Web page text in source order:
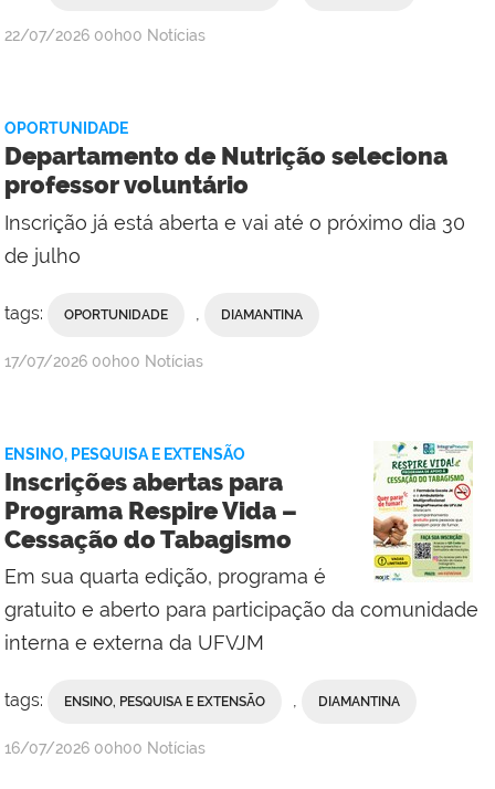
publicado
22/07/2026 00h00 Notícias
OPORTUNIDADE
Departamento de Nutrição seleciona
professor voluntário
Inscrição já está aberta e vai até o próximo dia 30
de julho
tags: OPORTUNIDADE DIAMANTINA
publicado
17/07/2026 00h00 Notícias
ENSINO, PESQUISA E EXTENSÃO
Inscrições abertas para
Programa Respire Vida –
Cessação do Tabagismo
Em sua quarta edição, programa é
gratuito e aberto para participação da comunidade
interna e externa da UFVJM
tags: ENSINO, PESQUISA E EXTENSÃO , DIAMANTINA
publicado
16/07/2026 00h00 Notícias